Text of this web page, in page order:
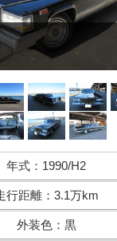
年式 ： 1990/H2
行距離： 3.1万km
外装色： 黒